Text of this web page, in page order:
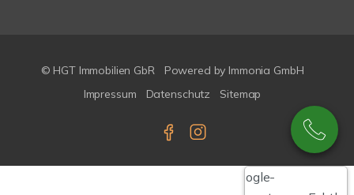
© HGT Immobilien GbR
Powered by Immonia GmbH
Impressum
Datenschutz Sitemap
Google-